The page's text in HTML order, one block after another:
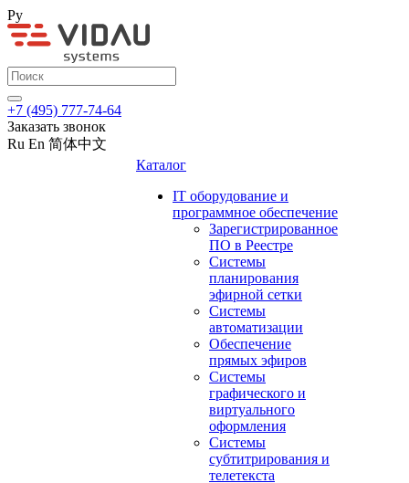
Ру
+7 (495) 777-74-64
Заказать звонок
Ru En 简体中文
Каталог
IT оборудование и
программное обеспечение
Зарегистрированное
ПО в Реестре
Системы
планирования
эфирной сетки
Системы
автоматизации
Обеспечение
прямых эфиров
Системы
графического и
виртуального
оформления
Системы
субтитрирования и
телетекста